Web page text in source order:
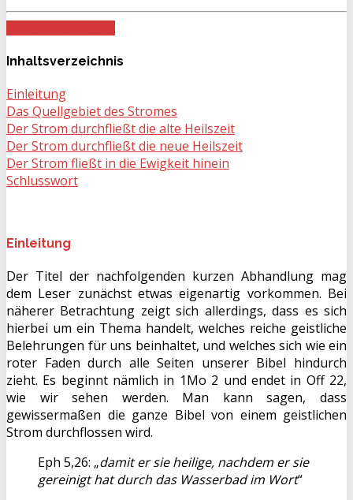
Inhaltsverzeichnis
Einleitung
Das Quellgebiet des Stromes
Der Strom durchfließt die alte Heilszeit
Der Strom durchfließt die neue Heilszeit
Der Strom fließt in die Ewigkeit hinein
Schlusswort
Einleitung
Der Titel der nachfolgenden kurzen Abhandlung mag
dem Leser zunächst etwas eigenartig vorkommen. Bei
näherer Betrachtung zeigt sich allerdings, dass es sich
hierbei um ein Thema handelt, welches reiche geistliche
Belehrungen für uns beinhaltet, und welches sich wie ein
roter Faden durch alle Seiten unserer Bibel hindurch
zieht. Es beginnt nämlich in 1Mo 2 und endet in Off 22,
wie wir sehen werden. Man kann sagen, dass
gewissermaßen die ganze Bibel von einem geistlichen
Strom durchflossen wird.
Eph 5,26: „damit er sie heilige, nachdem er sie
gereinigt hat durch das Wasserbad im Wort“